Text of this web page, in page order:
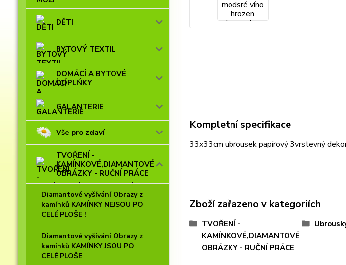
DĚTI
BYTOVÝ TEXTIL
DOMÁCÍ A BYTOVÉ
DOPLŃKY
GALANTERIE
Vše pro zdaví
TVOŘENÍ -
KAMÍNKOVÉ,DIAMANTOVÉ
OBRÁZKY - RUČNÍ PRÁCE
Diamantové vyšívání Obrazy z
kamínků KAMÍNKY NEJSOU PO
CELÉ PLOŠE !
Diamantové vyšívání Obrazy z
kamínků KAMÍNKY JSOU PO
CELÉ PLOŠE
Kompletní specifikace
33x33cm ubrousek papírový 3vrstevný
Zboží zařazeno v kategoriích
TVOŘENÍ -
KAMÍNKOVÉ,DIAMANTOVÉ
OBRÁZKY - RUČNÍ PRÁCE